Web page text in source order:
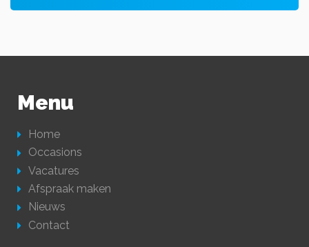
Menu
Home
Occasions
Vacatures
Afspraak maken
Nieuws
Contact